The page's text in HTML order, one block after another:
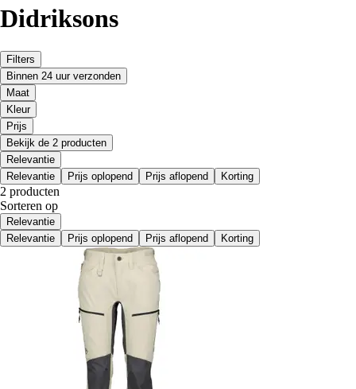
Didriksons
Filters
Binnen 24 uur verzonden
Maat
Kleur
Prijs
Bekijk de 2 producten
Relevantie
Relevantie
Prijs oplopend Prijs aflopend Korting
2 producten
Sorteren op
Relevantie
Relevantie
Prijs oplopend Prijs aflopend Korting